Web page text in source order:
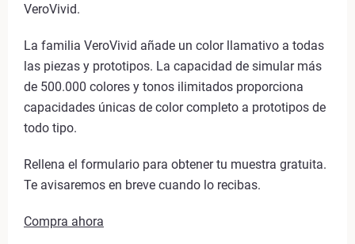
VeroVivid.
La familia VeroVivid añade un color llamativo a todas
las piezas y prototipos. La capacidad de simular más
de 500.000 colores y tonos ilimitados proporciona
capacidades únicas de color completo a prototipos de
todo tipo.
Rellena el formulario para obtener tu muestra gratuita.
Te avisaremos en breve cuando lo recibas.
Compra ahora